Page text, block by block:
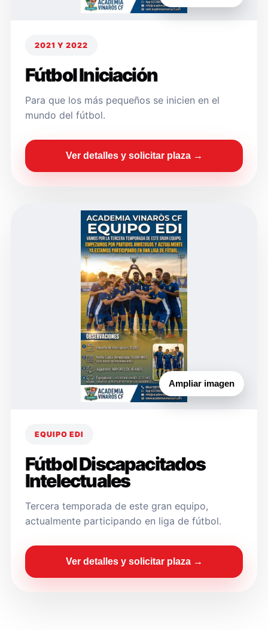
2021 Y 2022
Fútbol Iniciación
Para que los más pequeños se inicien en el
mundo del fútbol.
Ver detalles y solicitar plaza →
Ampliar imagen
EQUIPO EDI
Fútbol Discapacitados
Intelectuales
Tercera temporada de este gran equipo,
actualmente participando en liga de fútbol.
Ver detalles y solicitar plaza →